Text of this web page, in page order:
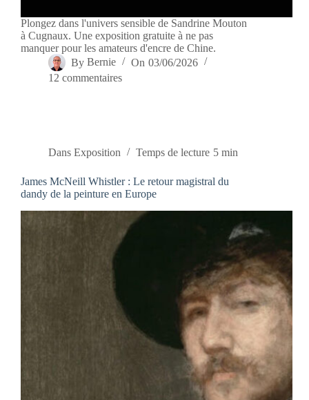
Plongez dans l'univers sensible de Sandrine Mouton
à Cugnaux. Une exposition gratuite à ne pas
manquer pour les amateurs d'encre de Chine.
By Bernie On 03/06/2026
12 commentaires
Dans Exposition Temps de lecture 5 min
James McNeill Whistler : Le retour magistral du
dandy de la peinture en Europe